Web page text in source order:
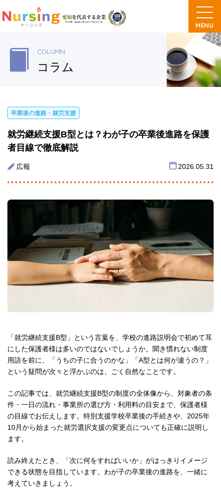
COLUMN
コラム
卒業後の進路・就労支援
広報 2026.05.31
就労継続支援B型とは？わが子の卒業後進路を保護
者目線で徹底解説
「就労継続支援B型」という言葉を、学校の進路説明会で初めて耳
にした保護者様は多いのではないでしょうか。聞き慣れない制度
用語を前に、「うちの子に合うのかな」「A型とは何が違うの？」
という疑問が次々と浮かぶのは、ごく自然なことです。
この記事では、就労継続支援B型の制度の全体像から、対象者の条
件・一日の流れ・事業所の選び方・利用料の目安まで、保護者様
の目線でお伝えします。特別支援学校卒業後の手続きや、2025年
10月から始まった就労選択支援の変更点についても正確に説明し
ます。
読み終えたとき、「次に何をすればいいか」がはっきりイメージ
できる状態を目指しています。わが子の卒業後の進路を、一緒に
考えていきましょう。